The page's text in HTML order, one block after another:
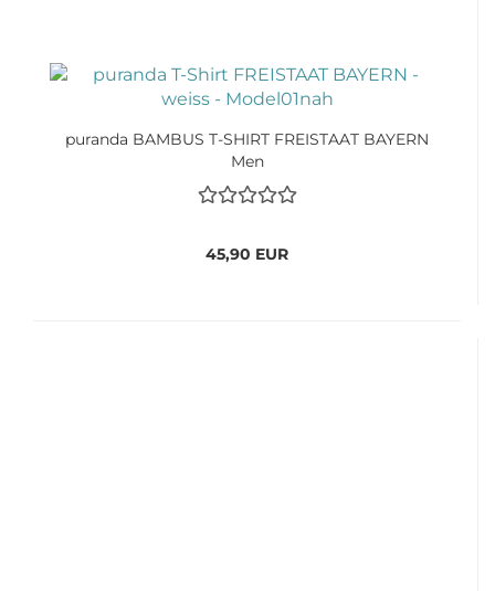
puranda BAMBUS T-SHIRT FREISTAAT BAYERN
Men
45,90 EUR